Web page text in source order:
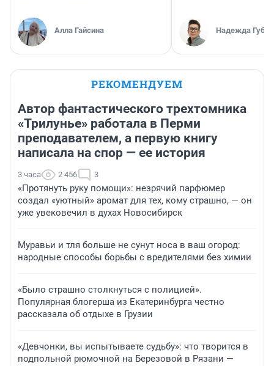
Алла Гайсина Надежда
РЕКОМЕНДУЕМ
Автор фантастического трехтомника
«Трилунье» работала в Перми
преподавателем, а первую книгу
написала на спор — ее история
3 часа 2 456 3
«Протянуть руку помощи»: незрячий парфюмер
создал «уютный» аромат для тех, кому страшно, — он
уже увековечил в духах Новосибирск
Муравьи и тля больше не сунут носа в ваш огород:
народные способы борьбы с вредителями без химии
«Было страшно столкнуться с полицией».
Популярная блогерша из Екатеринбурга честно
рассказала об отдыхе в Грузии
«Девчонки, вы испытываете судьбу»: что творится в
подпольной рюмочной на Березовой в Рязани —